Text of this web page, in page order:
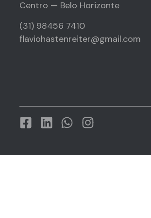
Centro — Belo Horizonte
(31) 98456 7410
flaviohastenreiter@gmail.com